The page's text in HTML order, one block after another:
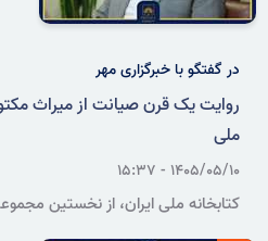
در گفتگو با خبرگزاری مهر
روایت یک قرن صیانت از میراث
ملی
۱۴۰۵/۰۵/۱۰ - ۱۵:۳۷
کتابخانه ملی ایران، از نخستین